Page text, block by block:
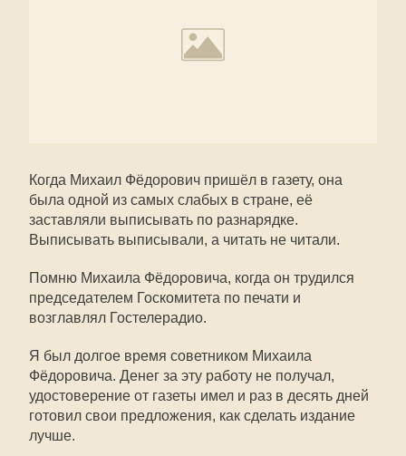
Когда Михаил Фёдорович пришёл в газету, она
была одной из самых слабых в стране, её
заставляли выписывать по разнарядке.
Выписывать выписывали, а читать не читали.
Помню Михаила Фёдоровича, когда он трудился
председателем Госкомитета по печати и
возглавлял Гостелерадио.
Я был долгое время советником Михаила
Фёдоровича. Денег за эту работу не получал,
удостоверение от газеты имел и раз в десять дней
готовил свои предложения, как сделать издание
лучше.